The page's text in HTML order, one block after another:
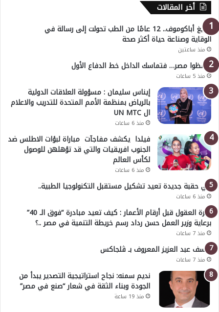
أخر المقالات
أوليغ أباكوموف.. 12 عامًا من الطب تحولت إلى رسالة في
الوقاية وصناعة حياة أكثر صحة
منذ ساعتين
احفظوا مصر… فتماسك الداخل خط الدفاع الأول
منذ 5 ساعات
إيناس سليمان : مسؤولة العلاقات الدولية
بالرياض بمنظمة الأمم المتحدة للتدريب والاعلام
ال UN MTC
منذ 6 ساعات
فيلدا يكشف مفاجآت مباراة لبؤات الاطلس ضد
الجنوب افريقيات والتي قد تؤهلهن للوصول
لكأس العالم
منذ 6 ساعات
في حقبة جديدة تعيد تشكيل مستقبل التكنولوجيا الطبية..
منذ 6 ساعات
خبرة العقول قبل أرقام الأعمار : كيف تعيد مبادرة “فوق الـ 40”
برعاية وزير العمل حسن رداد رسم خريطة التنمية في مصر ..؟
منذ 7 ساعات
يوسف عبد العزيز المعروف بـ ڤلجاكس
منذ 7 ساعات
نديم سمنه: نجاح استراتيجية التصدير يبدأ من
الجودة وبناء الثقة في شعار “صنع في مصر”
منذ 19 ساعة